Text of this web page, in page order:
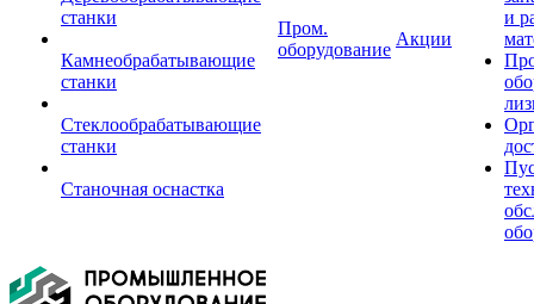
станки
Камнеобрабатывающие
станки
Стеклообрабатывающие
станки
Станочная оснастка
Пром.
оборудование
Акции
и